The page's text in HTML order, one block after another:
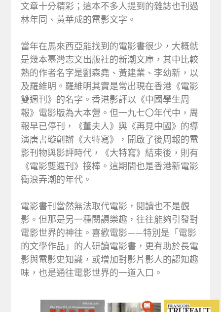
文章十分精彩；這本不多人提到的雜誌也刊過
林年同、黃華成的電影文字。
當年在馬來西亞能找到的電影書很少，大概就
是幾本臺灣志文出版社的新潮文庫，其中比較
熟的作者名字是劉森堯、黃建業、李幼新，以
及羅維明。羅維明其實是常出現在香港《電影
雙週刊》的名字。香港影評以《中國學生周
報》電影版為大本營。但一九七〇年代中，周
報早已停刊，《董夫人》與《再見中國》的導
演唐書璇創辦《大特寫》，開啟了後周報的電
影刊物與影評時代，《大特寫》結束後，則有
《電影雙週刊》接棒。這期間也是香港新電影
衝浪弄潮的年代。
電影書刊當然無法取代電影，閱讀也不是觀
影。但那是另一種閱讀樂趣，往往能夠引發對
電影世界的神往。喜歡電影——特別是「電影
的文學作品」的人研讀電影書，更有助於長電
影與電影史知識，或增加對影片影人的認知趣
味，也是通往電影世界的一道入口。